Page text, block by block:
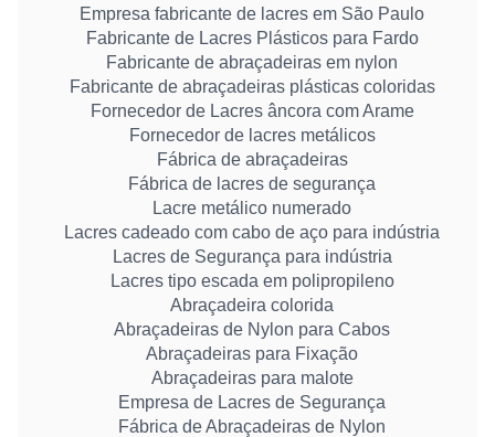
Empresa fabricante de lacres em São Paulo
Fabricante de Lacres Plásticos para Fardo
Fabricante de abraçadeiras em nylon
Fabricante de abraçadeiras plásticas coloridas
Fornecedor de Lacres âncora com Arame
Fornecedor de lacres metálicos
Fábrica de abraçadeiras
Fábrica de lacres de segurança
Lacre metálico numerado
Lacres cadeado com cabo de aço para indústria
Lacres de Segurança para indústria
Lacres tipo escada em polipropileno
Abraçadeira colorida
Abraçadeiras de Nylon para Cabos
Abraçadeiras para Fixação
Abraçadeiras para malote
Empresa de Lacres de Segurança
Fábrica de Abraçadeiras de Nylon